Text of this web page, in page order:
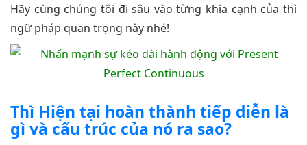
Hãy cùng chúng tôi đi sâu vào từng khía cạnh của thì
ngữ pháp quan trọng này nhé!
Thì Hiện tại hoàn thành tiếp diễn là
gì và cấu trúc của nó ra sao?